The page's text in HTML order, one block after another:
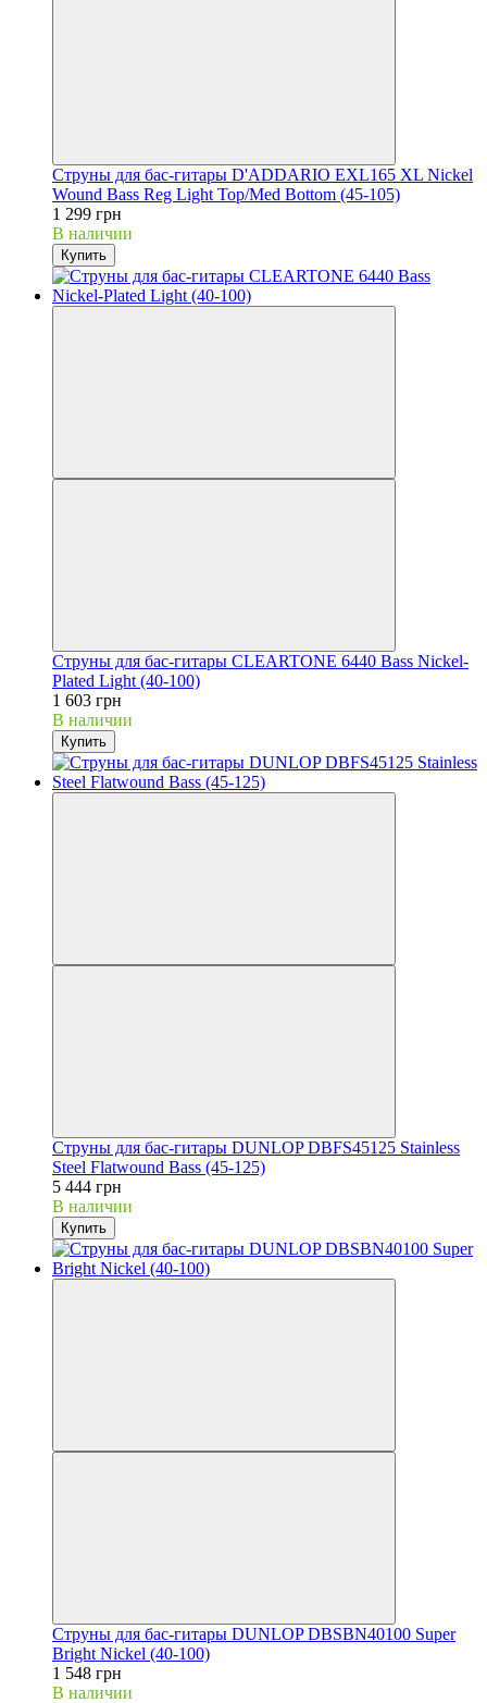
Струны для бас-гитары D'ADDARIO EXL165 XL Nickel
Wound Bass Reg Light Top/Med Bottom (45-105)
1 299 грн
В наличии
Купить
Струны для бас-гитары CLEARTONE 6440 Bass Nickel-
Plated Light (40-100)
1 603 грн
В наличии
Купить
Струны для бас-гитары DUNLOP DBFS45125 Stainless
Steel Flatwound Bass (45-125)
5 444 грн
В наличии
Купить
Струны для бас-гитары DUNLOP DBSBN40100 Super
Bright Nickel (40-100)
1 548 грн
В наличии